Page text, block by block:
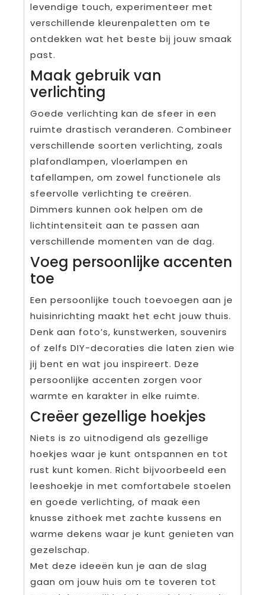
levendige touch, experimenteer met
verschillende kleurenpaletten om te
ontdekken wat het beste bij jouw smaak
past.
Maak gebruik van
verlichting
Goede verlichting kan de sfeer in een
ruimte drastisch veranderen. Combineer
verschillende soorten verlichting, zoals
plafondlampen, vloerlampen en
tafellampen, om zowel functionele als
sfeervolle verlichting te creëren.
Dimmers kunnen ook helpen om de
lichtintensiteit aan te passen aan
verschillende momenten van de dag.
Voeg persoonlijke accenten
toe
Een persoonlijke touch toevoegen aan je
huisinrichting maakt het echt jouw thuis.
Denk aan foto’s, kunstwerken, souvenirs
of zelfs DIY-decoraties die laten zien wie
jij bent en wat jou inspireert. Deze
persoonlijke accenten zorgen voor
warmte en karakter in elke ruimte.
Creëer gezellige hoekjes
Niets is zo uitnodigend als gezellige
hoekjes waar je kunt ontspannen en tot
rust kunt komen. Richt bijvoorbeeld een
leeshoekje in met comfortabele stoelen
en goede verlichting, of maak een
knusse zithoek met zachte kussens en
warme dekens waar je kunt genieten van
gezelschap.
Met deze ideeën kun je aan de slag
gaan om jouw huis om te toveren tot